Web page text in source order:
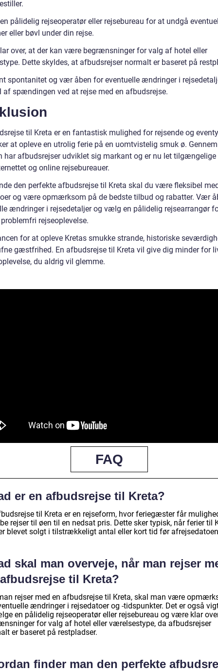
pålidelig rejseoperatør eller rejsebureau for at undgå
eller bøvl under din rejse.
over, at der kan være begrænsninger for valg af hotel eller
Dette skyldes, at afbudsrejser normalt er baseret på
spontanitet og vær åben for eventuelle ændringer i
af spændingen ved at rejse med en afbudsrejse.
til Kreta er en fantastisk mulighed for rejsende og
at opleve en utrolig ferie på en uomtvistelig smuk ø. Gennem
har afbudsrejser udviklet sig markant og er nu let tilgængelige
og online rejsebureauer.
den perfekte afbudsrejse til Kreta skal du være fleksibel
og være opmærksom på de bedste tilbud og rabatter. Vær
ændringer i rejsedetaljer og vælg en pålidelig rejsearrangør
rejseoplevelse.
for at opleve Kretas smukke strande, historiske
gæstfrihed. En afbudsrejse til Kreta vil give dig minder for
du aldrig vil glemme.
FAQ
er en afbudsrejse til Kreta?
til Kreta er en rejseform, hvor feriegæster får
rejser til øen til en nedsat pris. Dette sker typisk, når ferier til
blevet solgt i tilstrækkeligt antal eller kort tid før
skal man overveje, når man rejser
til Kreta?
rejser med en afbudsrejse til Kreta, skal man være
ændringer i rejsedatoer og -tidspunkter. Det er også
en pålidelig rejseoperatør eller rejsebureau og være klar
for valg af hotel eller værelsestype, da afbudsrejser
er baseret på restpladser.
finder man den perfekte